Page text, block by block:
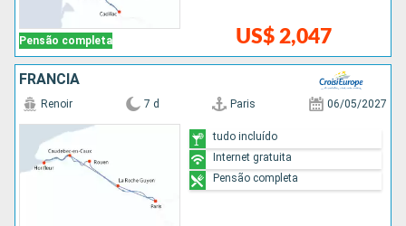
Pensão completa US$ 2,047
FRANCIA
Renoir 7 d Paris 06/05/2027
tudo incluído
Internet gratuita
Pensão completa